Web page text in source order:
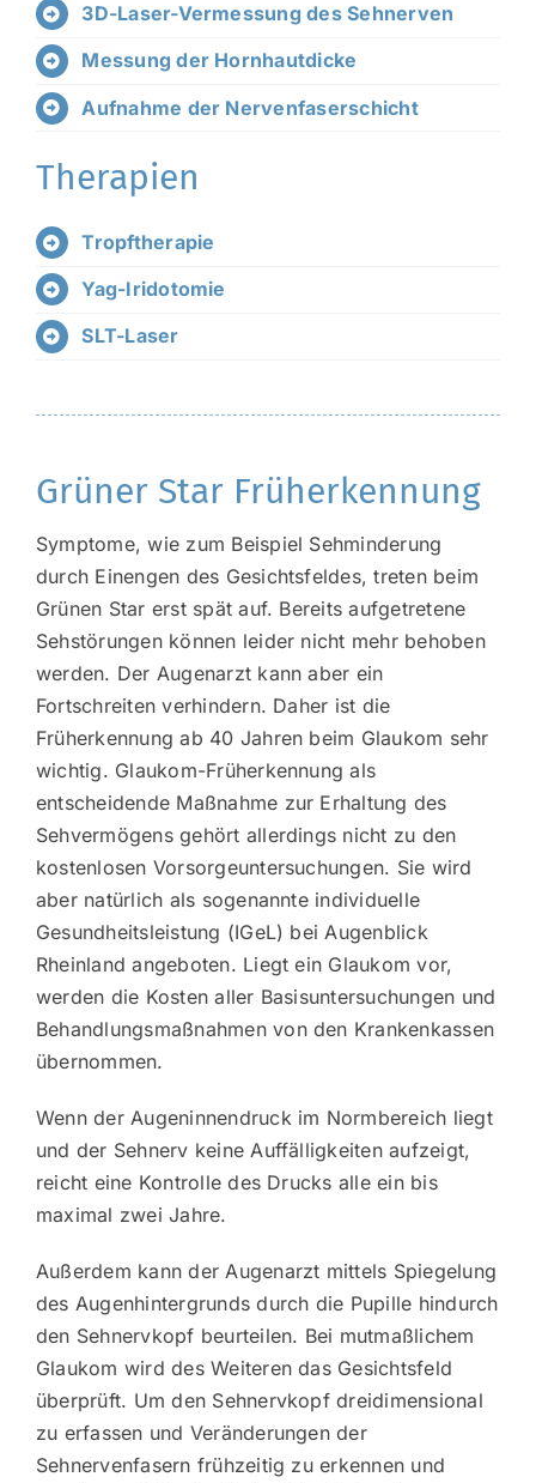
3D-Laser-Vermessung des Sehnerven
Messung der Hornhautdicke
Aufnahme der Nervenfaserschicht
Therapien
Tropftherapie
Yag-Iridotomie
SLT-Laser
Grüner Star Früherkennung
Symptome, wie zum Beispiel Sehminderung
durch Einengen des Gesichtsfeldes, treten beim
Grünen Star erst spät auf. Bereits aufgetretene
Sehstörungen können leider nicht mehr behoben
werden. Der Augenarzt kann aber ein
Fortschreiten verhindern. Daher ist die
Früherkennung ab 40 Jahren beim Glaukom sehr
wichtig. Glaukom-Früherkennung als
entscheidende Maßnahme zur Erhaltung des
Sehvermögens gehört allerdings nicht zu den
kostenlosen Vorsorgeuntersuchungen. Sie wird
aber natürlich als sogenannte individuelle
Gesundheitsleistung (IGeL) bei Augenblick
Rheinland angeboten. Liegt ein Glaukom vor,
werden die Kosten aller Basisuntersuchungen und
Behandlungsmaßnahmen von den Krankenkassen
übernommen.
Wenn der Augeninnendruck im Normbereich liegt
und der Sehnerv keine Auffälligkeiten aufzeigt,
reicht eine Kontrolle des Drucks alle ein bis
maximal zwei Jahre.
Außerdem kann der Augenarzt mittels Spiegelung
des Augenhintergrunds durch die Pupille hindurch
den Sehnervkopf beurteilen. Bei mutmaßlichem
Glaukom wird des Weiteren das Gesichtsfeld
überprüft. Um den Sehnervkopf dreidimensional
zu erfassen und Veränderungen der
Sehnervenfasern frühzeitig zu erkennen und